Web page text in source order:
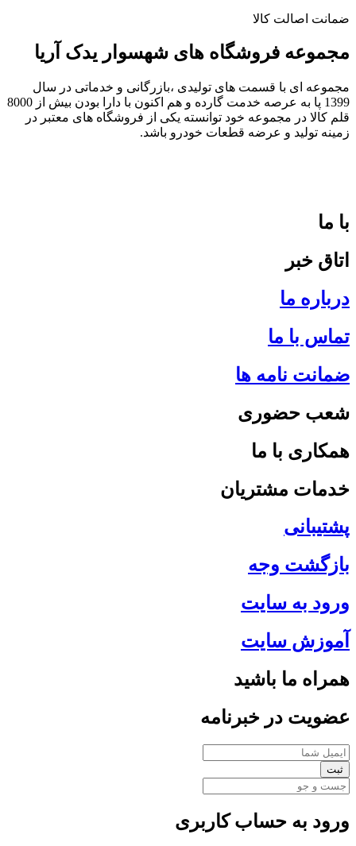
ضمانت اصالت کالا
مجموعه فروشگاه های شهسوار یدک آریا
مجموعه ای با قسمت های تولیدی ،بازرگانی و خدماتی در سال
1399 پا به عرصه خدمت گارده و هم اکنون با دارا بودن بیش از 8000
قلم کالا در مجموعه خود توانسته یکی از فروشگاه های معتبر در
زمینه تولید و عرضه قطعات خودرو باشد.
با ما
اتاق خبر
درباره ما
تماس با ما
ضمانت نامه ها
شعب حضوری
همکاری با ما
خدمات مشتریان
پشتیبانی
بازگشت وجه
ورود به سایت
آموزش سایت
همراه ما باشید
عضویت در خبرنامه
ثبت
ورود به حساب کاربری